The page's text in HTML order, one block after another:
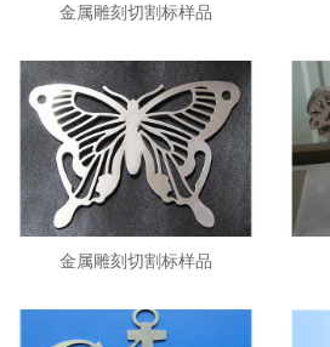
金属雕刻切割标样品
金属雕刻切割标样品